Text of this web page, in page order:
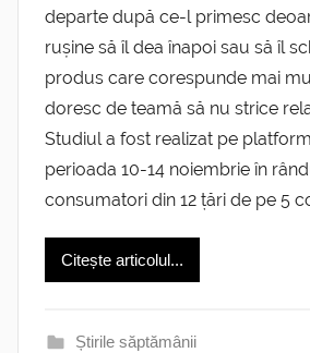
departe după ce-l primesc
rușine să îl dea înapoi sau să îl
produs care corespunde mai
doresc de teamă să nu strice
Studiul a fost realizat pe
perioada 10-14 noiembrie în
consumatori din 12 țări de pe 5
Citește articolul...
Știrile săptămânii